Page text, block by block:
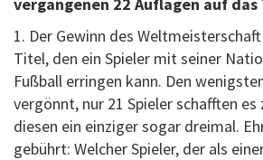
1. Der Gewinn des
Titel, den ein Spieler mit seiner
Fußball erringen kann. Den
vergönnt, nur 21 Spieler schafften
diesen ein einziger sogar dreimal.
gebührt: Welcher Spieler, der als